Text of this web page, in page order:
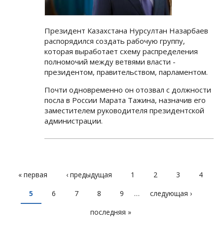
Президент Казахстана Нурсултан Назарбаев
распорядился создать рабочую группу,
которая выработает схему распределения
полномочий между ветвями власти -
президентом, правительством, парламентом.
Почти одновременно он отозвал с должности
посла в России Марата Тажина, назначив его
заместителем руководителя президентской
администрации.
СТРАНИЦЫ
« первая ‹ предыдущая 1 2 3
4
5
6 7 8 9 …
следующая ›
последняя »